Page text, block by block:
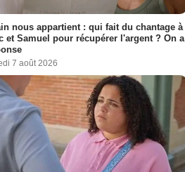
nous appartient : qui fait du chantage à
et Samuel pour récupérer l'argent ? On a
7 août 2026